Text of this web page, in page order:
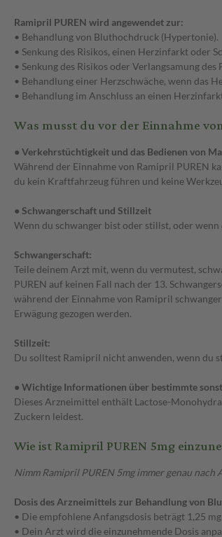
Ramipril PUREN wird angewendet zur:
• Behandlung von Bluthochdruck (Hypertonie).
• Senkung des Risikos, einen Herzinfarkt oder
• Senkung des Risikos oder Verlangsamung
• Behandlung einer Herzschwäche, wenn das
• Behandlung im Anschluss an einen
Was musst du vor der Einnahme
● Verkehrstüchtigkeit und das Bedienen von
Während der Einnahme von Ramipril PUREN
du kein Kraftfahrzeug führen und keine
● Schwangerschaft und Stillzeit
Wenn du schwanger bist oder stillst, oder
Schwangerschaft:
Teile deinem Arzt mit, wenn du vermutest,
PUREN auf keinen Fall nach der 13.
während der Einnahme von Ramipril
Erwägung gezogen werden.
Stillzeit:
Du solltest Ramipril nicht anwenden, wenn du
● Wichtige Informationen über bestimmte
Dieses Arzneimittel enthält Lactose-
Zuckern leidest.
Wie ist Ramipril PUREN 5mg
Nimm Ramipril PUREN 5mg immer genau
Dosis des Arzneimittels zur Behandlung von
• Die empfohlene Anfangsdosis beträgt 1,25
• Dein Arzt wird die einzunehmende Dosis